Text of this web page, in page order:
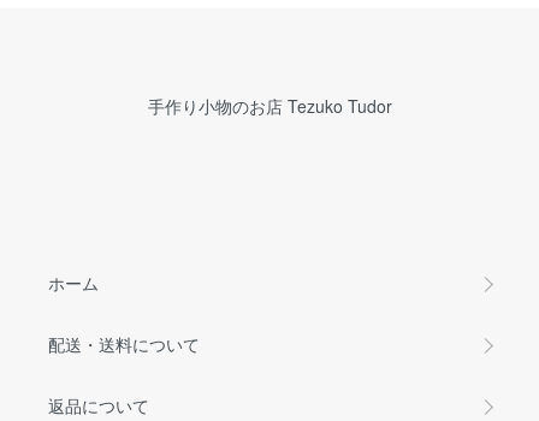
手作り小物のお店 Tezuko Tudor
ホーム
配送・送料について
返品について